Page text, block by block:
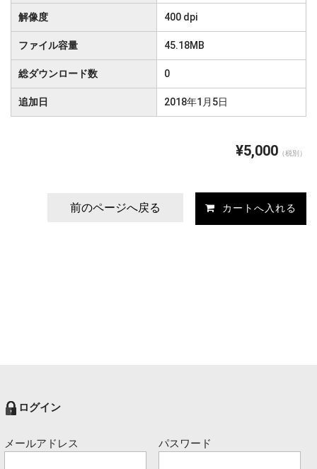
解像度 400 dpi
ファイル容量 45.18MB
総ダウンロード数 0
追加日 2018年1月5日
¥5,000 （税別）
前のページへ戻る
ログイン
メールアドレス パスワード